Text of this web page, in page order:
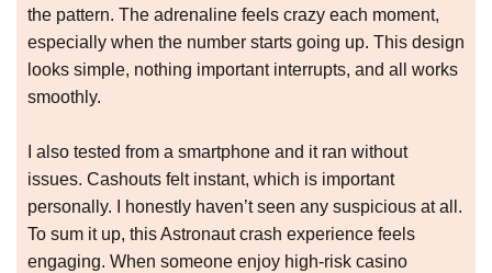
the pattern. The adrenaline feels crazy each moment,
especially when the number starts going up. This design
looks simple, nothing important interrupts, and all works
smoothly.
I also tested from a smartphone and it ran without
issues. Cashouts felt instant, which is important
personally. I honestly haven’t seen any suspicious at all.
To sum it up, this Astronaut crash experience feels
engaging. When someone enjoy high-risk casino